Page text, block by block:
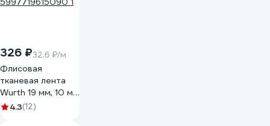
326 ₽32.6 ₽/м
Флисовая
тканевая лента
Wurth 19 мм, 10 м
5997719615090 1
4.3(12)